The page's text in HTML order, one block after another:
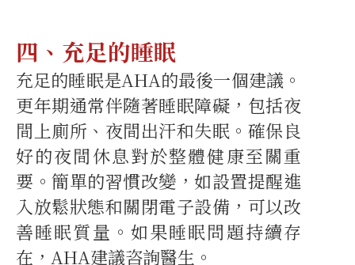
四、充足的睡眠
充足的睡眠是AHA的最後一個建議。
更年期通常伴隨著睡眠障礙，包括夜
間上廁所、夜間出汗和失眠。確保良
好的夜間休息對於整體健康至關重
要。簡單的習慣改變，如設置提醒進
入放鬆狀態和關閉電子設備，可以改
善睡眠質量。如果睡眠問題持續存
在，AHA建議咨詢醫生。